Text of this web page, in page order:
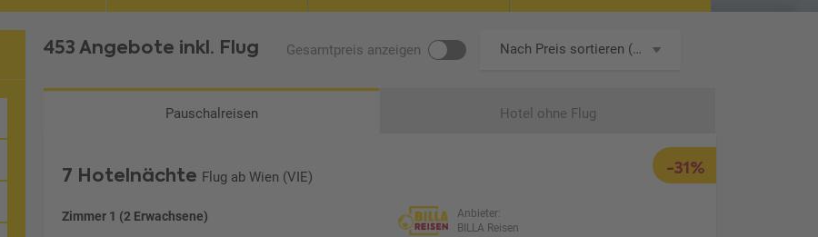
453 Angebote inkl. Flug Gesamtpreis anzeigen Nach Preis sortieren (aufsteigend)
Pauschalreisen Hotel ohne Flug
-31%
7 Hotelnächte Flug ab Wien (VIE)
Zimmer 1 (2 Erwachsene)
Anbieter:
BILLA Reisen